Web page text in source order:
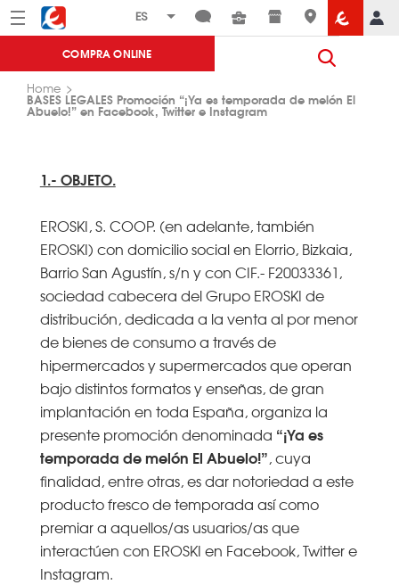
Menú Eroski
COMPRA ONLINE
Home
BASES LEGALES Promoción “¡Ya es temporada de melón El
Abuelo!” en Facebook, Twitter e Instagram
1.- OBJETO.
EROSKI, S. COOP. (en adelante, también
EROSKI) con domicilio social en Elorrio, Bizkaia,
Barrio San Agustín, s/n y con CIF.- F20033361,
sociedad cabecera del Grupo EROSKI de
distribución, dedicada a la venta al por menor
de bienes de consumo a través de
hipermercados y supermercados que operan
bajo distintos formatos y enseñas, de gran
implantación en toda España, organiza la
presente promoción denominada “¡Ya es
temporada de melón El Abuelo!”, cuya
finalidad, entre otras, es dar notoriedad a este
producto fresco de temporada así como
premiar a aquellos/as usuarios/as que
interactúen con EROSKI en Facebook, Twitter e
Instagram.